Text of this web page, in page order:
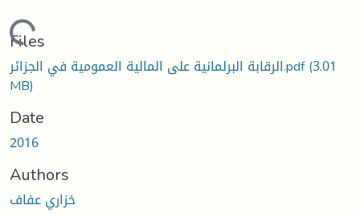
Files
الرقابة البرلمانية على المالية العمومية في الجزائر.pdf(3.01
MB)
Date
2016
Authors
خزاري عفاف